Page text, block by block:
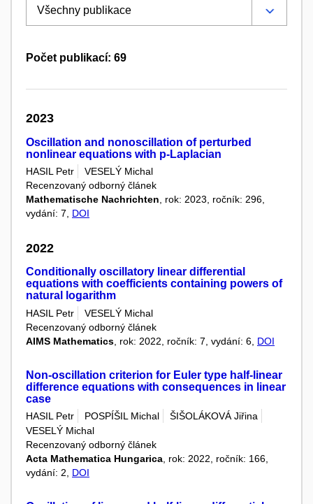
Počet publikací: 69
2023
Oscillation and nonoscillation of perturbed
nonlinear equations with p-Laplacian
HASIL Petr
VESELÝ Michal
Recenzovaný odborný článek
Mathematische Nachrichten , rok: 2023, ročník: 296,
vydání: 7, DOI
2022
Conditionally oscillatory linear differential
equations with coefficients containing powers of
natural logarithm
HASIL Petr
VESELÝ Michal
Recenzovaný odborný článek
AIMS Mathematics , rok: 2022, ročník: 7, vydání: 6, DOI
Non-oscillation criterion for Euler type half-linear
difference equations with consequences in linear
case
HASIL Petr POSPÍŠIL Michal
ŠIŠOLÁKOVÁ Jiřina
VESELÝ Michal
Recenzovaný odborný článek
Acta Mathematica Hungarica , rok: 2022, ročník: 166,
vydání: 2, DOI